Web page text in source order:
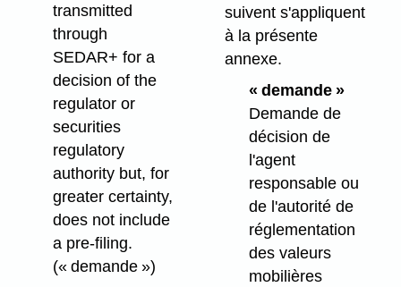
transmitted
through
SEDAR+ for a
decision of the
regulator or
securities
regulatory
authority but, for
greater certainty,
does not include
a pre-filing.
(« demande »)
suivent s'appliquent
à la présente
annexe.
« demande »
Demande de
décision de
l'agent
responsable ou
de l'autorité de
réglementation
des valeurs
mobilières